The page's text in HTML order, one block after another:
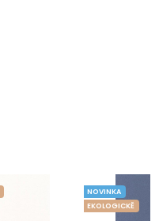
NOVINKA
EKOLOGICKĚ